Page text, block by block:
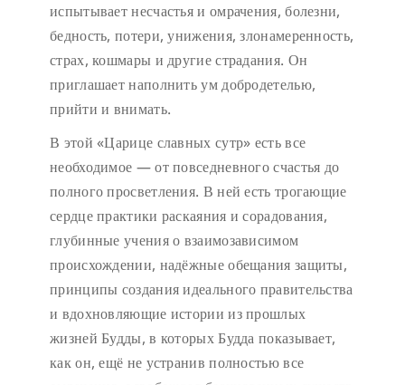
испытывает несчастья и омрачения, болезни,
бедность, потери, унижения, злонамеренность,
страх, кошмары и другие страдания. Он
приглашает наполнить ум добродетелью,
прийти и внимать.
В этой «Царице славных сутр» есть все
необходимое — от повседневного счастья до
полного просветления. В ней есть трогающие
сердце практики раскаяния и сорадования,
глубинные учения о взаимозависимом
происхождении, надёжные обещания защиты,
принципы создания идеального правительства
и вдохновляющие истории из прошлых
жизней Будды, в которых Будда показывает,
как он, ещё не устранив полностью все